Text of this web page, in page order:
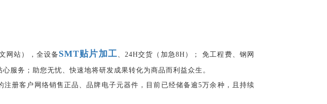
网站），全设备 SMT贴片加工 、24H交货（加急8H）； 免工程费、钢网
服务；助您无忧、快速地将研发成果转化为商品而利益众生。
注册客户网络销售正品、品牌电子元器件，目前已经储备逾5万余种，且持续